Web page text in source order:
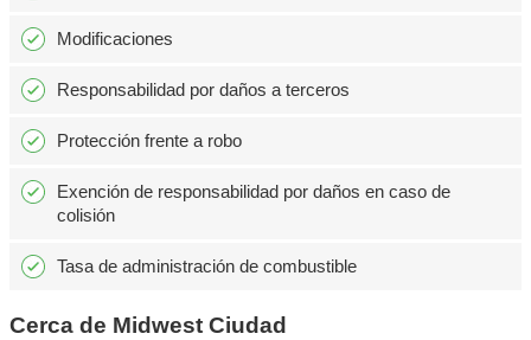
Modificaciones
Responsabilidad por daños a terceros
Protección frente a robo
Exención de responsabilidad por daños en caso de
colisión
Tasa de administración de combustible
Cerca de Midwest Ciudad